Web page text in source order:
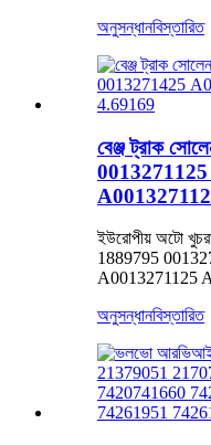
অনুসন্ধানবিস্তারিত
বেঞ্জ ট্রাক
ইউরোপীয় অটো খুচরা
1889795
A0013271125
অনুসন্ধানবিস্তারিত